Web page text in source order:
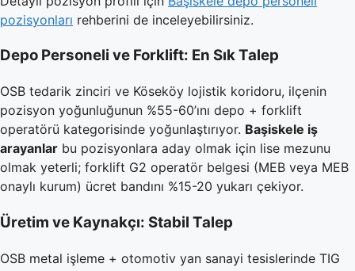
pozisyonları rehberini de inceleyebilirsiniz.
Depo Personeli ve Forklift: En Sık Talep
OSB tedarik zinciri ve Köseköy lojistik koridoru, ilçenin
pozisyon yoğunluğunun %55-60’ını depo + forklift
operatörü kategorisinde yoğunlaştırıyor. Başiskele iş
arayanlar bu pozisyonlara aday olmak için lise mezunu
olmak yeterli; forklift G2 operatör belgesi (MEB veya MEB
onaylı kurum) ücret bandını %15-20 yukarı çekiyor.
Üretim ve Kaynakçı: Stabil Talep
OSB metal işleme + otomotiv yan sanayi tesislerinde TIG